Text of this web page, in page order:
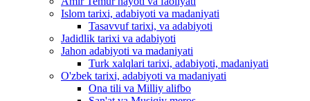
Islom tarixi, adabiyoti va madaniyati
Tasavvuf tarixi, va adabiyoti
Jadidlik tarixi va adabiyoti
Jahon adabiyoti va madaniyati
Turk xalqlari tarixi, adabiyoti, madaniyati
O'zbek tarixi, adabiyoti va madaniyati
Ona tili va Milliy alifbo